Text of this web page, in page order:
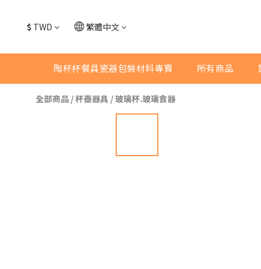
$ TWD 繁體中文
陶杯杯餐具瓷器包裝材料專賣 所有商品
全部商品 /杯壺器具 /玻璃杯.玻璃食器